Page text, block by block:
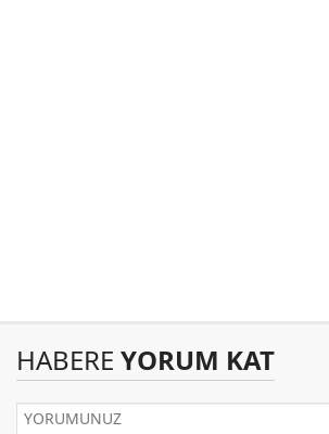
HABERE YORUM KAT